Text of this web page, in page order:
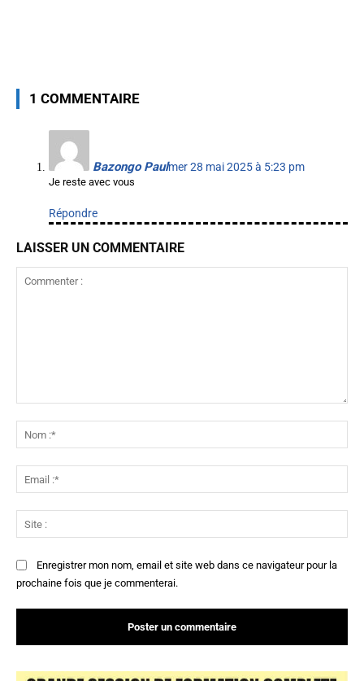
1 COMMENTAIRE
Bazongo Paulmer 28 mai 2025 à 5:23 pm
Je reste avec vous
Répondre
LAISSER UN COMMENTAIRE
:*
:*
:
Enregistrer mon nom, email et site web dans ce navigateur pour la
prochaine fois que je commenterai.